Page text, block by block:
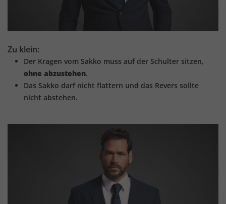
Zu klein:
Der Kragen vom Sakko muss auf der Schulter sitzen,
ohne abzustehen.
Das Sakko darf nicht flattern und das Revers sollte
nicht abstehen.